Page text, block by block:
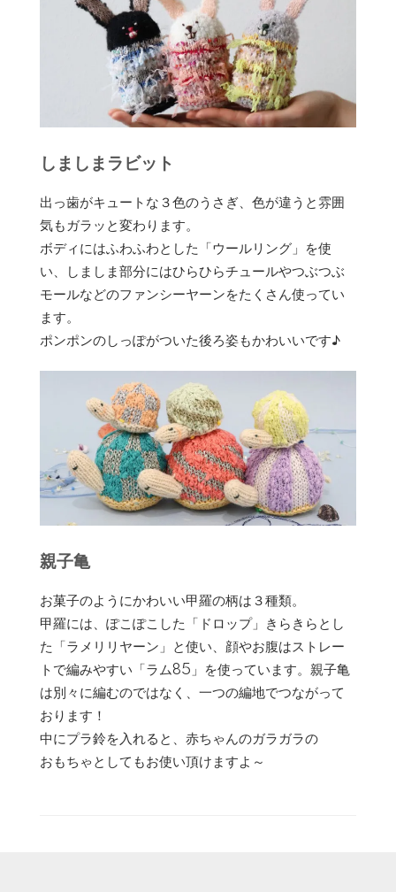
しましまラビット
出っ歯がキュートな３色のうさぎ、色が違うと雰囲
気もガラッと変わります。
ボディにはふわふわとした「ウールリング」を使
い、しましま部分にはひらひらチュールやつぶつぶ
モールなどのファンシーヤーンをたくさん使ってい
ます。
ポンポンのしっぽがついた後ろ姿もかわいいです♪
親子亀
お菓子のようにかわいい甲羅の柄は３種類。
甲羅には、ぽこぽこした「ドロップ」きらきらとし
た「ラメリリヤーン」と使い、顔やお腹はストレー
トで編みやすい「ラム85」を使っています。親子亀
は別々に編むのではなく、一つの編地でつながって
おります！
中にプラ鈴を入れると、赤ちゃんのガラガラの
おもちゃとしてもお使い頂けますよ～